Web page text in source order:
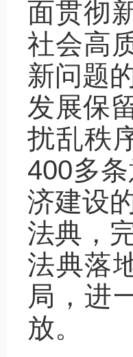
面贯彻
社会高
新问题
发展保
扰乱秩
400多
济建设
法典，
法典落
局，进
放。